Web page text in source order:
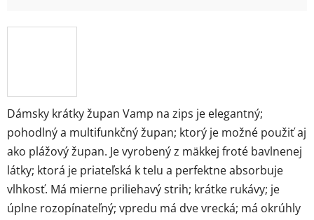
Dámsky krátky župan Vamp na zips je elegantný;
pohodlný a multifunkčný župan; ktorý je možné použiť aj
ako plážový župan. Je vyrobený z mäkkej froté bavlnenej
látky; ktorá je priateľská k telu a perfektne absorbuje
vlhkosť. Má mierne priliehavý strih; krátke rukávy; je
úplne rozopínateľný; vpredu má dve vrecká; má okrúhly